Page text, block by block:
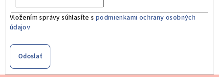
Vložením správy súhlasíte s podmienkami ochrany osobných
údajov
Odoslať